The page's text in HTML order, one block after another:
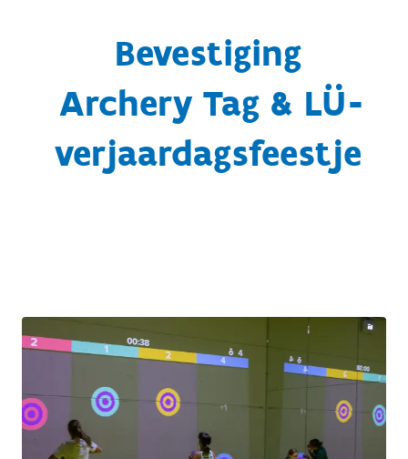
Bevestiging
Archery Tag & LÜ-
verjaardagsfeestje